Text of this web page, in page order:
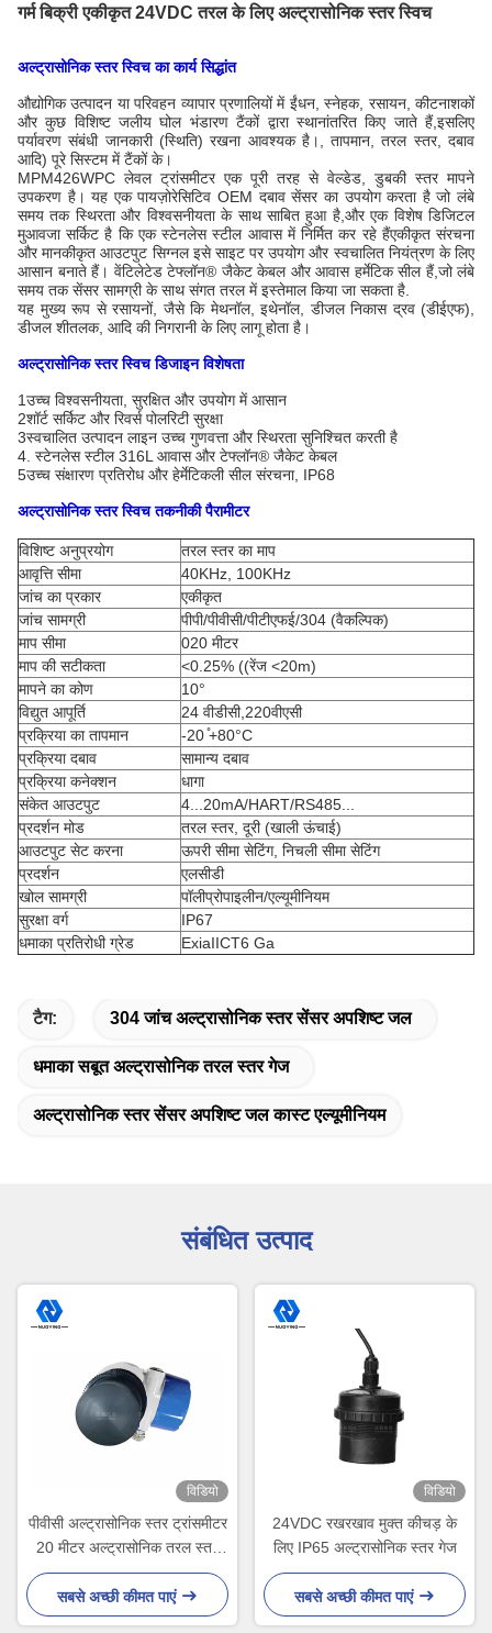
गर्म बिक्री एकीकृत 24VDC तरल के लिए अल्ट्रासोनिक स्तर स्विच
अल्ट्रासोनिक स्तर स्विच का कार्य सिद्धांत
औद्योगिक उत्पादन या परिवहन व्यापार प्रणालियों में ईंधन, स्नेहक, रसायन, कीटनाशकों
और कुछ विशिष्ट जलीय घोल भंडारण टैंकों द्वारा स्थानांतरित किए जाते हैं,इसलिए
पर्यावरण संबंधी जानकारी (स्थिति) रखना आवश्यक है।, तापमान, तरल स्तर, दबाव
आदि) पूरे सिस्टम में टैंकों के।
MPM426WPC लेवल ट्रांसमीटर एक पूरी तरह से वेल्डेड, डुबकी स्तर मापने
उपकरण है। यह एक पायज़ोरेसिटिव OEM दबाव सेंसर का उपयोग करता है जो लंबे
समय तक स्थिरता और विश्वसनीयता के साथ साबित हुआ है,और एक विशेष डिजिटल
मुआवजा सर्किट है कि एक स्टेनलेस स्टील आवास में निर्मित कर रहे हैंएकीकृत संरचना
और मानकीकृत आउटपुट सिग्नल इसे साइट पर उपयोग और स्वचालित नियंत्रण के लिए
आसान बनाते हैं। वेंटिलेटेड टेफ्लॉन® जैकेट केबल और आवास हर्मेटिक सील हैं,जो लंबे
समय तक सेंसर सामग्री के साथ संगत तरल में इस्तेमाल किया जा सकता है.
यह मुख्य रूप से रसायनों, जैसे कि मेथनॉल, इथेनॉल, डीजल निकास द्रव (डीईएफ),
डीजल शीतलक, आदि की निगरानी के लिए लागू होता है।
अल्ट्रासोनिक स्तर स्विच डिजाइन विशेषता
1उच्च विश्वसनीयता, सुरक्षित और उपयोग में आसान
2शॉर्ट सर्किट और रिवर्स पोलरिटी सुरक्षा
3स्वचालित उत्पादन लाइन उच्च गुणवत्ता और स्थिरता सुनिश्चित करती है
4. स्टेनलेस स्टील 316L आवास और टेफ्लॉन® जैकेट केबल
5उच्च संक्षारण प्रतिरोध और हेर्मेटिकली सील संरचना, IP68
अल्ट्रासोनिक स्तर स्विच तकनीकी पैरामीटर
विशिष्ट अनुप्रयोग
तरल स्तर का माप
आवृत्ति सीमा
40KHz, 100KHz
जांच का प्रकार
एकीकृत
जांच सामग्री
पीपी/पीवीसी/पीटीएफई/304 (वैकल्पिक)
माप सीमा
020 मीटर
माप की सटीकता
<0.25% ((रेंज <20m)
मापने का कोण
10°
विद्युत आपूर्ति
24 वीडीसी,220वीएसी
प्रक्रिया का तापमान
-20 ̊+80°C
प्रक्रिया दबाव
सामान्य दबाव
प्रक्रिया कनेक्शन
धागा
संकेत आउटपुट
4...20mA/HART/RS485...
प्रदर्शन मोड
तरल स्तर, दूरी (खाली ऊंचाई)
आउटपुट सेट करना
ऊपरी सीमा सेटिंग, निचली सीमा सेटिंग
प्रदर्शन
एलसीडी
खोल सामग्री
पॉलीप्रोपाइलीन/एल्यूमीनियम
सुरक्षा वर्ग
IP67
धमाका प्रतिरोधी ग्रेड
ExiaIICT6 Ga
टैग: 304 जांच अल्ट्रासोनिक स्तर सेंसर अपशिष्ट जल
धमाका सबूत अल्ट्रासोनिक तरल स्तर गेज
अल्ट्रासोनिक स्तर सेंसर अपशिष्ट जल कास्ट एल्यूमीनियम
संबंधित उत्पाद
विडियो
पीवीसी अल्ट्रासोनिक स्तर ट्रांसमीटर
20 मीटर अल्ट्रासोनिक तरल स्तर
गेज उच्च परिशुद्धता
सबसे अच्छी कीमत पाएं
विडियो
24VDC रखरखाव मुक्त कीचड़ के
लिए IP65 अल्ट्रासोनिक स्तर गेज
सबसे अच्छी कीमत पाएं